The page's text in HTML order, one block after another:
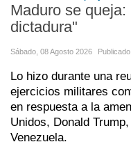
Maduro se
dictadura"
Sábado, 08 Agosto 2026
Lo hizo durante una
ejercicios militares
en respuesta a la
Unidos, Donald
Venezuela.